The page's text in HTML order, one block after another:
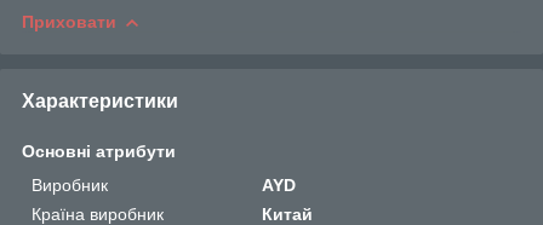
Приховати
Характеристики
Основні атрибути
Виробник
AYD
Країна виробник
Китай